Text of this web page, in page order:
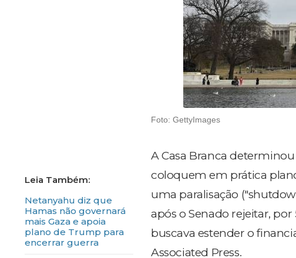
Netanyahu diz que
Hamas não governará
mais Gaza e apoia
plano de Trump para
encerrar guerra
Foto: GettyImages
A Casa Branca
coloquem em prática
uma paralisação
após o Senado rejeitar,
buscava estender o
Associated Press.